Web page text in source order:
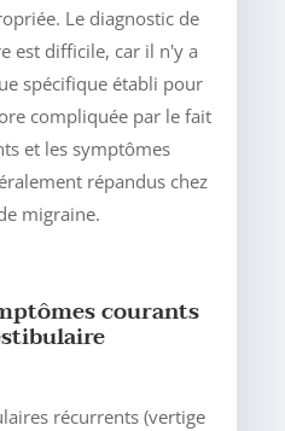
Le diagnostic de
est difficile, car il n'y a
spécifique établi pour
compliquée par le fait
et les symptômes
répandus chez
migraine.
courants
récurrents (vertige